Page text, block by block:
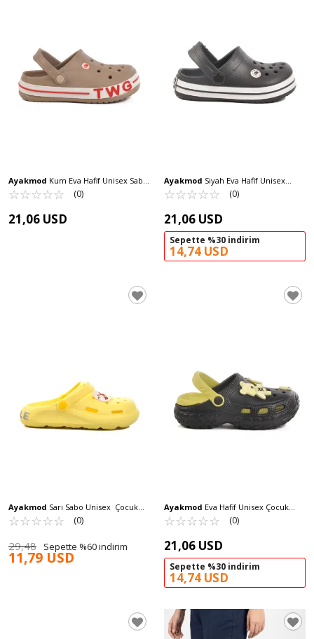
Ayakmod Kum Eva Hafif Unisex Sabo
Terlik TWG-216 G
☆☆☆☆☆
★★★★★ (0)
21,06 USD
Ayakmod Siyah Eva Hafif Unisex
Çocuk Sabo Terlik 214 F
☆☆☆☆☆
★★★★★ (0)
21,06 USD
Sepette %30 indirim
14,74 USD
Ayakmod Sarı Sabo Unisex Çocuk
Terlik BRN 1648 F
☆☆☆☆☆
★★★★★ (0)
29,48 Sepette %60 indirim
11,79 USD
Ayakmod Eva Hafif Unisex Çocuk
Sabo Terlik 960 P-F
☆☆☆☆☆
★★★★★ (0)
21,06 USD
Sepette %30 indirim
14,74 USD